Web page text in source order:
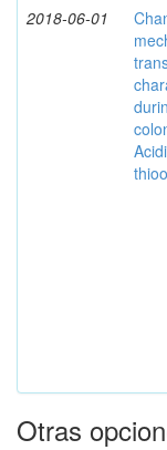
2018-06-01
Otras